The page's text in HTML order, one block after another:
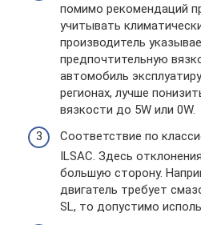
помимо рекомендаций
учитывать
производитель
предпочтительную
автомобиль
регионах, лучше
вязкости до 5W или 0W.
Соответствие по
ILSAC. Здесь
большую сторону.
двигатель требует
SL, то допустимо